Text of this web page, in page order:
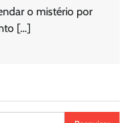
o mistério por
[…]